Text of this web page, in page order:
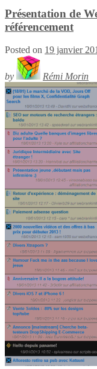
Présentation de
référencement
Posted on 19 janvier
by Rémi Morin